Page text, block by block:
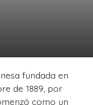
fundada en
de 1889, por
como un